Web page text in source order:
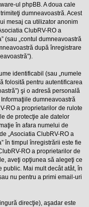
ul phpBB. A doua cale
dumneavoastră. Acest
mesaj ca utilizator anonim
ClubRV-RO a
(sau „contul dumneavoastră
după înregistrare
identificabil (sau „numele
folosită pentru autentificarea
şi o adresă personală
dumneavoastră
RO a proprietarilor de rulote
de protecţie ale datelor
în afara numelui de
„Asociatia ClubRV-RO a
în timpul înregistrării este fie
RO a proprietarilor de
aveţi opţiunea să alegeţi ce
Mai mult decât atât, în
nu pentru a primi email-uri
direcţie), aşadar este